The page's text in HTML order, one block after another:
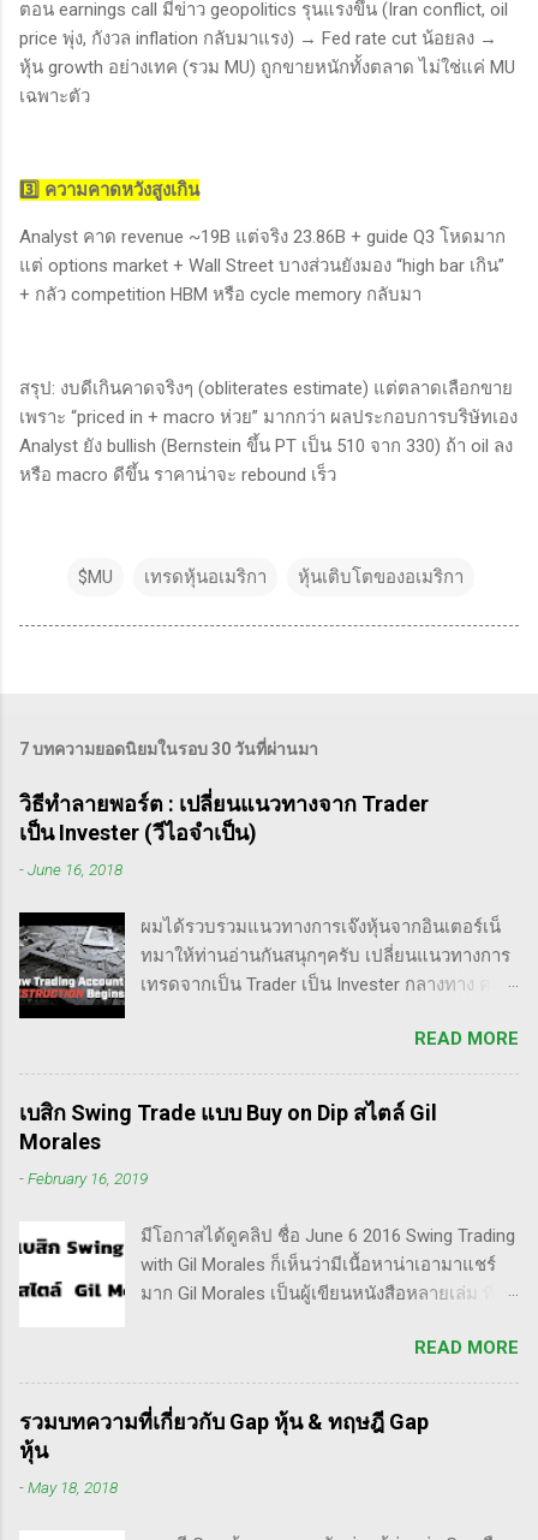
ตอน earnings call มีข่าว geopolitics รุนแรงขึ้น (Iran conflict, oil
price พุ่ง, กังวล inflation กลับมาแรง) → Fed rate cut น้อยลง →
หุ้น growth อย่างเทค (รวม MU) ถูกขายหนักทั้งตลาด ไม่ใช่แค่ MU
เฉพาะตัว
3️⃣ ความคาดหวังสูงเกิน
Analyst คาด revenue ~19B แต่จริง 23.86B + guide Q3 โหดมาก
แต่ options market + Wall Street บางส่วนยังมอง “high bar เกิน”
+ กลัว competition HBM หรือ cycle memory กลับมา
สรุป: งบดีเกินคาดจริงๆ (obliterates estimate) แต่ตลาดเลือกขาย
เพราะ “priced in + macro ห่วย” มากกว่า ผลประกอบการบริษัทเอง
Analyst ยัง bullish (Bernstein ขึ้น PT เป็น 510 จาก 330) ถ้า oil ลง
หรือ macro ดีขึ้น ราคาน่าจะ rebound เร็ว
$MU เทรดหุ้นอเมริกา หุ้นเติบโตของอเมริกา
7 บทความยอดนิยมในรอบ 30 วันที่ผ่านมา
วิธีทำลายพอร์ต : เปลี่ยนแนวทางจาก Trader
เป็น Invester (วีไอจำเป็น)
-June 16, 2018
ผมได้รวบรวมแนวทางการเจ๊งหุ้นจากอินเตอร์เน็
ทมาให้ท่านอ่านกันสนุกๆครับ เปลี่ยนแนวทางการ
เทรดจากเป็น Trader เป็น Invester กลางทาง คลิป
เป็น Trader แล้วต่อมาก็เปลี่ยนใจอยากเป็น
Invester ไปซะงั้น เผื่อใครไม่เข้าใจ Trader คือ
ลักษณะการเทรดที่ ไม่ถือยาว ซื้อแล้วขายในระยะ
เวลาหนึ่ง ที่สำคัญความเป็นเทรดเดอร์คือ การ
ราคาร่วงถึง 10% ก็ต้องตัดขาดทุนตามระบบแล้ว
เขามองระยะยาว ไม่สนใจต่อความผันผวนของ
ราคาในระยะสั้น อย่างวอเรน บัฟเฟต์ บอกว่า "คุณ
ไม่ควรอยู่ในตลาดหุ้น นอกเสียจากจะสามารถนั่ง
ตระหนก" ดังนั้น invester นั้น จะไม่ตระหนกเมื่อ
ราคาหุ้นร่วงทำให้เขาต้องขาดทุนไปแค่ 10% เอง
แต่ trader ทนไม่ได้แล้ว ต้องทำอะไรสักอย่าง
แรกซื้อหุ้น เพราะต้องการเล่นแบบเทรดเดิ้ง คือ
READ MORE
เบสิก Swing Trade แบบ Buy on Dip สไตล์ Gil
Morales
-February 16, 2019
มีโอกาสได้ดูคลิป ชื่อ June 6 2016 Swing Trading
with Gil Morales ก็เห็นว่ามีเนื้อหาน่าเอามาแชร์
มาก Gil Morales เป็นผู้เขียนหนังสือหลายเล่ม ที่ดัๆ
นานก็คือชื่อ "Trade Like an O'Neil Disciple: How
We Made Over 18,000% in the Stock Market" ที่
เขียนร่วมกับ Dr.Chris Kacher อีกเล่มก็คือ In The
Trading Cockpit with the O'Neil Disciples:
READ MORE
รวมบทความที่เกี่ยวกับ Gap หุ้น & ทฤษฎี Gap
หุ้น
-May 18, 2018